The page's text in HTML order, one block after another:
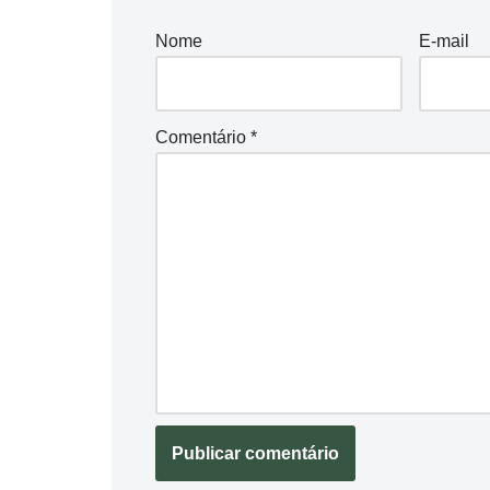
Nome E-mail
Comentário *